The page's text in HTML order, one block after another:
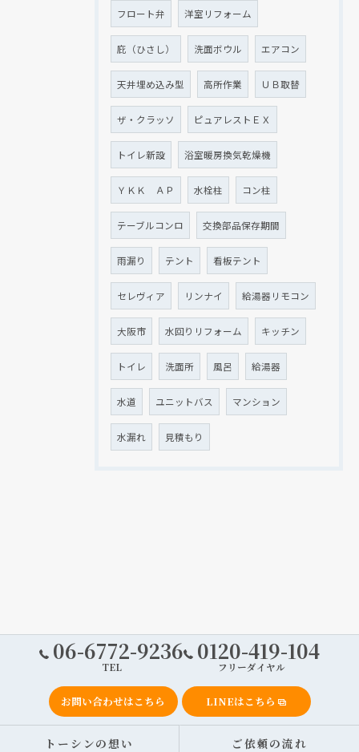
フロート弁 洋室リフォーム
庇（ひさし） 洗面ボウル エアコン
天井埋め込み型 高所作業 ＵＢ取替
ザ・クラッソ ピュアレストＥＸ
トイレ新設 浴室暖房換気乾燥機
ＹＫＫ ＡＰ 水栓柱 コン柱
テーブルコンロ 交換部品保存期間
雨漏り テント 看板テント
セレヴィア リンナイ 給湯器リモコン
大阪市 水回りリフォーム キッチン
トイレ 洗面所 風呂 給湯器
水道 ユニットバス マンション
水漏れ 見積もり
06-6772-9236
TEL
0120-419-104
フリーダイヤル
お問い合わせはこちら LINEはこちら
トーシンの想い ご依頼の流れ